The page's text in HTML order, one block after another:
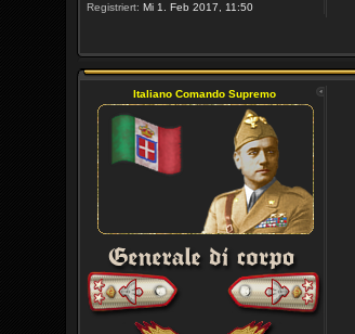
Registriert: Mi 1. Feb 2017, 11:50
Italiano Comando Supremo